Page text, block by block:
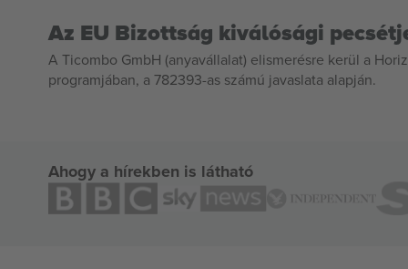
Az EU Bizottság kiválósági
A Ticombo GmbH (anyavállalat) elismerésre kerül a
programjában, a 782393-as számú javaslata alapján.
Ahogy a hírekben is látható